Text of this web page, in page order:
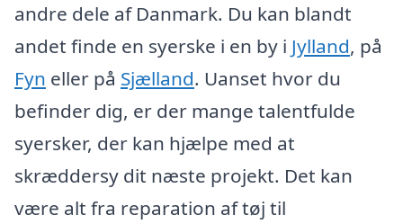
andre dele af Danmark. Du kan blandt
andet finde en syerske i en by i Jylland, på
Fyn eller på Sjælland. Uanset hvor du
befinder dig, er der mange talentfulde
syersker, der kan hjælpe med at
skræddersy dit næste projekt. Det kan
være alt fra reparation af tøj til